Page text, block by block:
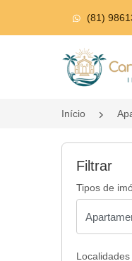
(81)
Página
Início
Filtrar
Tipos de
Localidades